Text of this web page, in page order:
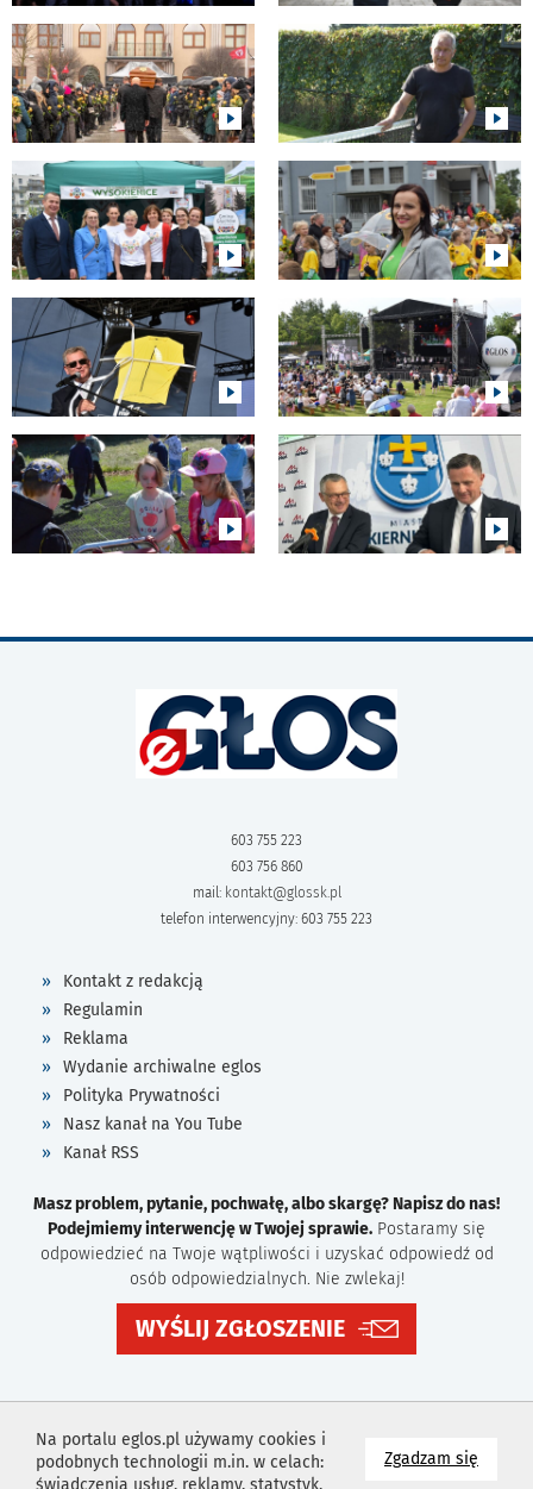
Zgadzam się
Na portalu eglos.pl używamy cookies i
podobnych technologii m.in. w celach:
świadczenia usług, reklamy, statystyk.
603 755 223
603 756 860
mail: kontakt@glossk.pl
telefon interwencyjny: 603 755 223
Kontakt z redakcją
Regulamin
Reklama
Wydanie archiwalne eglos
Polityka Prywatności
Nasz kanał na You Tube
Kanał RSS
Masz problem, pytanie, pochwałę, albo skargę? Napisz do nas!
Podejmiemy interwencję w Twojej sprawie. Postaramy się
odpowiedzieć na Twoje wątpliwości i uzyskać odpowiedź od
osób odpowiedzialnych. Nie zwlekaj!
WYŚLIJ ZGŁOSZENIE